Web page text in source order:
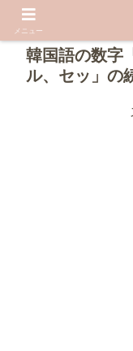
PR
韓国語の数字
ル、セッ」の
メニュー